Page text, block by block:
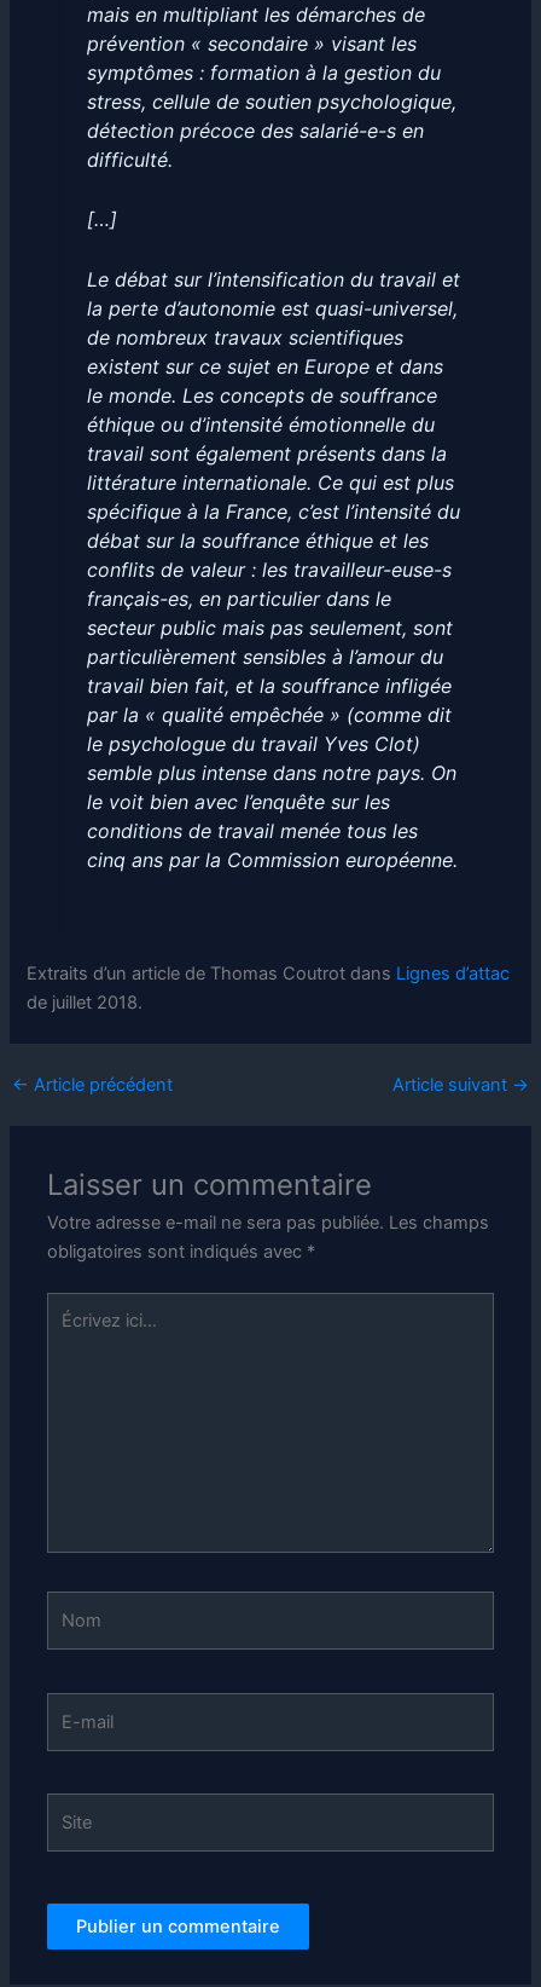
mais en multipliant les démarches de
prévention « secondaire » visant les
symptômes : formation à la gestion du
stress, cellule de soutien psychologique,
détection précoce des salarié-e-s en
difficulté.
[…]
Le débat sur l’intensification du travail et
la perte d’autonomie est quasi-universel,
de nombreux travaux scientifiques
existent sur ce sujet en Europe et dans
le monde. Les concepts de souffrance
éthique ou d’intensité émotionnelle du
travail sont également présents dans la
littérature internationale. Ce qui est plus
spécifique à la France, c’est l’intensité du
débat sur la souffrance éthique et les
conflits de valeur : les travailleur-euse-s
français-es, en particulier dans le
secteur public mais pas seulement, sont
particulièrement sensibles à l’amour du
travail bien fait, et la souffrance infligée
par la « qualité empêchée » (comme dit
le psychologue du travail Yves Clot)
semble plus intense dans notre pays. On
le voit bien avec l’enquête sur les
conditions de travail menée tous les
cinq ans par la Commission européenne.
Extraits d’un article de Thomas Coutrot dans Lignes d’attac
de juillet 2018.
← Article précédent Article suivant →
Laisser un commentaire
Votre adresse e-mail ne sera pas publiée. Les champs
obligatoires sont indiqués avec *
Écrivez
mail